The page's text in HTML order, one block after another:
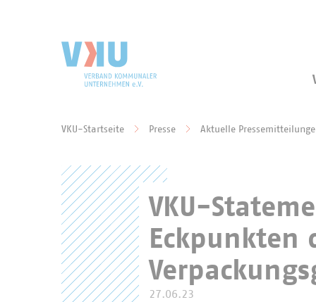
VKU-Startseite Presse Aktuelle
VKU-
Eckpunkten
27.06.23